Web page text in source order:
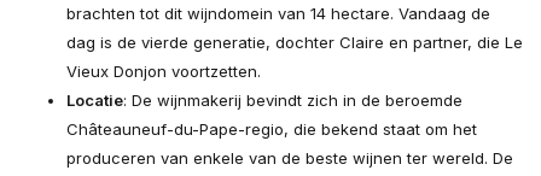
brachten tot dit wijndomein van 14 hectare. Vandaag de
dag is de vierde generatie, dochter Claire en partner, die Le
Vieux Donjon voortzetten.
Locatie: De wijnmakerij bevindt zich in de beroemde
Châteauneuf-du-Pape-regio, die bekend staat om het
produceren van enkele van de beste wijnen ter wereld. De